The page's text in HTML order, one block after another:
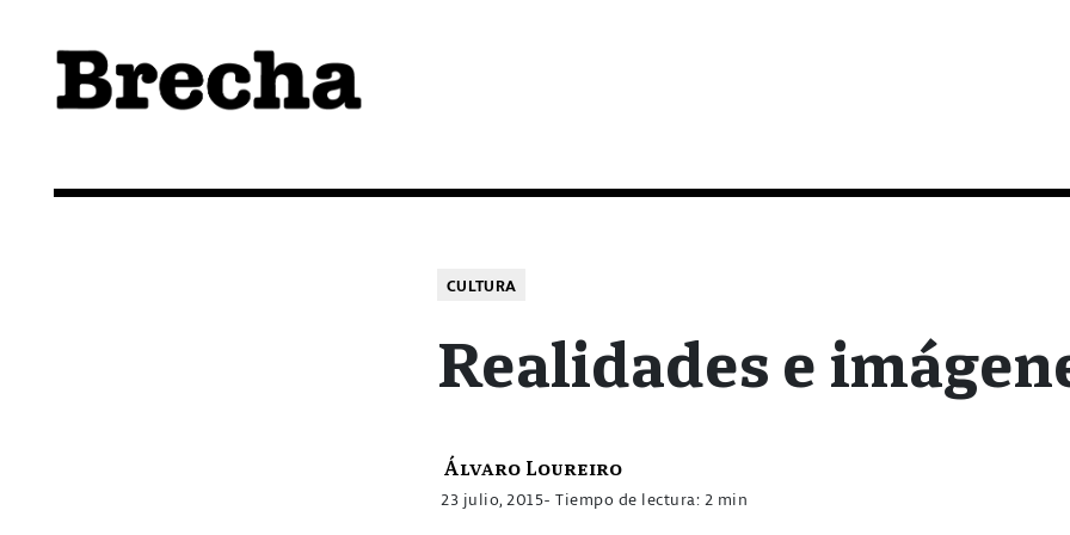
CULTURA
Realidades e
Álvaro Loureiro
23 julio, 2015- Tiempo de lectura: 2 min